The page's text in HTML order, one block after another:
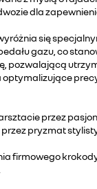
dla
się
gazu, co
pozwalającą
przez
pryzmat
firmowego